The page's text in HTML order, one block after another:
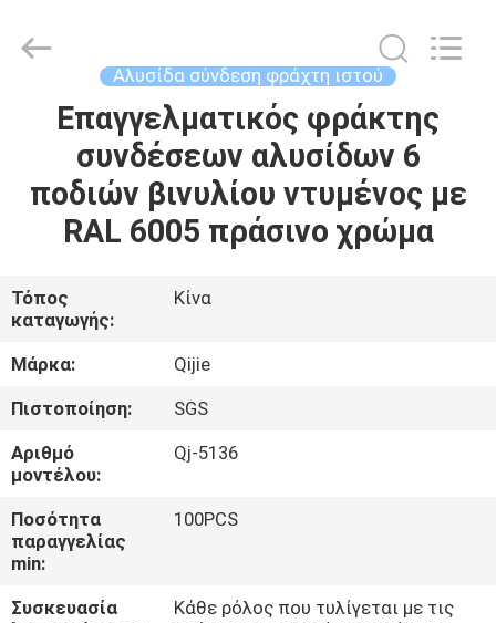
ΣΠΊΤΙ
ΠΡΟΪΌΝΤΑ
ΕΜΕΊΣ
ΓΎΡΟΣ
ΕΡΓΟΣΤΑΣΊΩΝ
ΠΟΙΟΤΙΚΌΣ
ΈΛΕΓΧΟΣ
MFG
Αλυσίδα σύνδεση φράχτη ιστού
Επαγγελματικός φράκτης
συνδέσεων αλυσίδων 6
ποδιών βινυλίου ντυμένος με
RAL 6005 πράσινο χρώμα
Τόπος
καταγωγής:
Κίνα
Μάρκα:
Qijie
Πιστοποίηση:
SGS
Αριθμό
μοντέλου:
Qj-5136
Ποσότητα
παραγγελίας
min:
100PCS
Συσκευασία
Κάθε ρόλος που τυλίγεται με τις